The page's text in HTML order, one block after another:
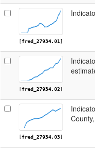
[fred_27934.01]
[fred_27934.02]
[fred_27934.03]